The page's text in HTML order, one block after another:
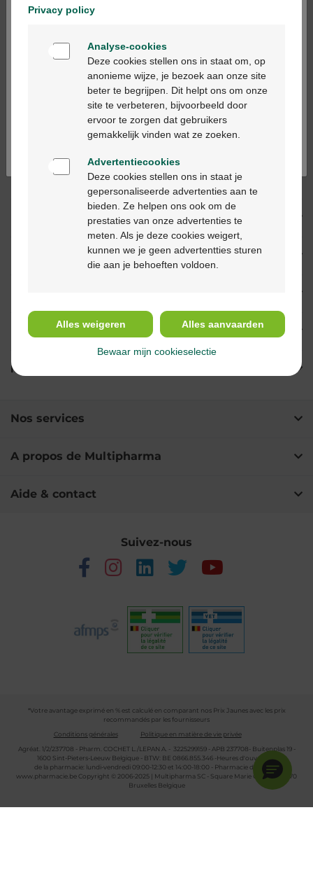
Quantité max. = 12
le jour ouvrable suivant
gratuitedans votre pharmacie Multipharma
Livraison à domicilegratuite à partir de 55 €
sécurisé
Service clientèlepar chat ouformulaire de contact
Description du produit
Usage
Ingrédients
Nos services
A propos de Multipharma
Aide & contact
Suivez-nous
*Votre avantage exprimé en % est calculé en comparant nos Prix Jaunes avec les prix
recommandés par les fournisseurs
Conditions générales
Politique en matière de vie privée
Agréat. 1/2/237708 - Pharm. COCHET L./LEPAN A. - 3225299159 - APB 237708- Buitenplas 19 -
1600 Sint-Pieters-Leeuw Belgique - BTW: BE 0866.855.346 -Heures d'ouverture
de la pharmacie: lundi-vendredi 09:00-12:30 et 14:00-18:00 - Pharmacie de garde :
www.pharmacie.beCopyright © 2006-2025 | Multipharma SC - Square Marie Curie 30 - 1070
Bruxelles Belgique
Bienvenue
Ga verder in het nederlands
Continuez en français
Privacy policy
Analyse-cookies
Deze cookies stellen ons in staat om, op
anonieme wijze, je bezoek aan onze site
beter te begrijpen. Dit helpt ons om onze
site te verbeteren, bijvoorbeeld door
ervoor te zorgen dat gebruikers
gemakkelijk vinden wat ze zoeken.
Advertentiecookies
Deze cookies stellen ons in staat je
gepersonaliseerde advertenties aan te
bieden. Ze helpen ons ook om de
prestaties van onze advertenties te
meten. Als je deze cookies weigert,
kunnen we je geen advertentties sturen
die aan je behoeften voldoen.
Alles weigeren Alles aanvaarden
Bewaar mijn cookieselectie